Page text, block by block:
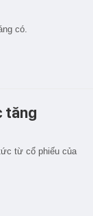
có.
tăng
từ cổ phiếu của